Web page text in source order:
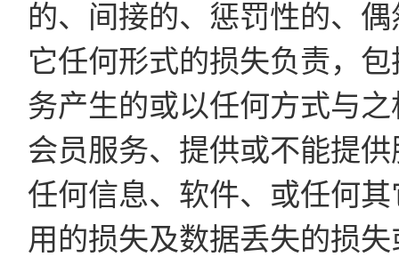
的、间接的、惩罚性的、
它任何形式的损失负责，
务产生的或以任何方式与
会员服务、提供或不能提
任何信息、软件、或任何
用的损失及数据丢失的损